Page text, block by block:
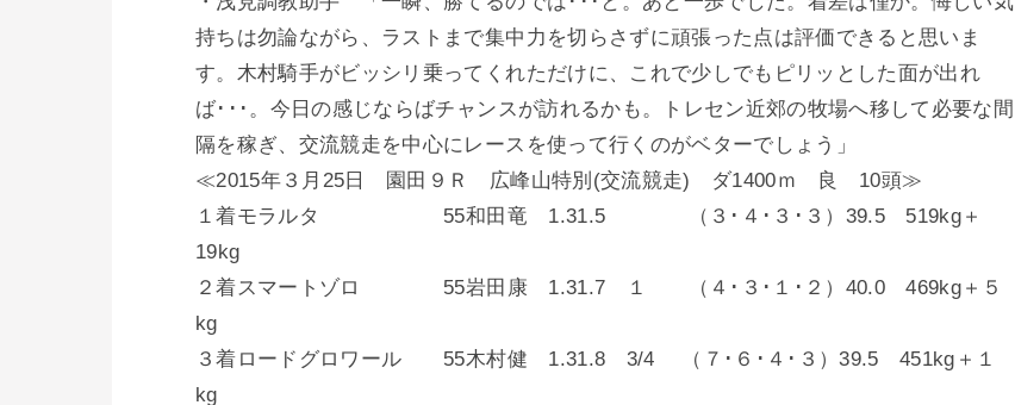
持ちは勿論ながら、ラストまで集中力を切らさずに頑張った点は評価できると思いま
す。木村騎手がビッシリ乗ってくれただけに、これで少しでもピリッとした面が出れ
ば･･･。今日の感じならばチャンスが訪れるかも。トレセン近郊の牧場へ移して必要な間
隔を稼ぎ、交流競走を中心にレースを使って行くのがベターでしょう」
≪2015年３月25日 園田９Ｒ 広峰山特別(交流競走) ダ1400ｍ 良 10頭≫
１着モラルタ 55和田竜 1.31.5 （３･４･３･３）39.5 519kg＋
19kg
２着スマートゾロ 55岩田康 1.31.7 １ （４･３･１･２）40.0 469kg＋５
kg
３着ロードグロワール 55木村健 1.31.8 3/4 （７･６･４･３）39.5 451kg＋１
kg